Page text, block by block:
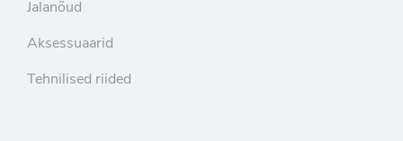
Jalanõud
Aksessuaarid
Tehnilised riided